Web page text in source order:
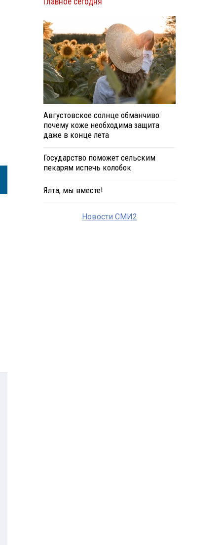
Августовское солнце обманчиво:
почему коже необходима защита
даже в конце лета
Государство поможет сельским
пекарям испечь колобок
Ялта, мы вместе!
Новости СМИ2